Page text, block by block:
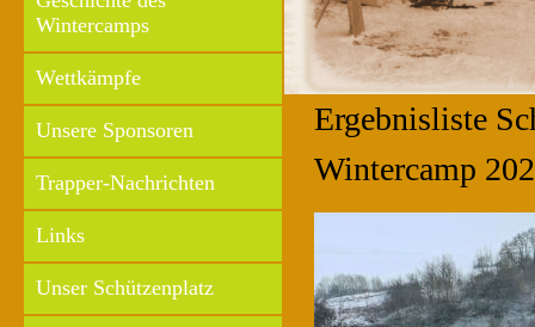
Wintercamps
Wettkämpfe
Unsere Sponsoren
Trapper-Nachrichten
Links
Unser Schützenplatz
Ergebnisliste
Wintercamp